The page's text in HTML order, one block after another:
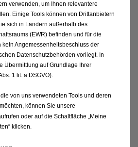
SIE ALLE
MIT
MILD-HYBRID
VON
SIEBER
verwenden, um Ihnen relevantere
Einige Tools können von Drittanbietern
sich in Ländern außerhalb des
(EWR) befinden und für die
Angemessenheitsbeschluss der
Datenschutzbehörden vorliegt. In
Übermittlung auf Grundlage Ihrer
1 lit. a DSGVO).
von uns verwendeten Tools und deren
können Sie unsere
oder auf die Schaltfläche „Meine
klicken.